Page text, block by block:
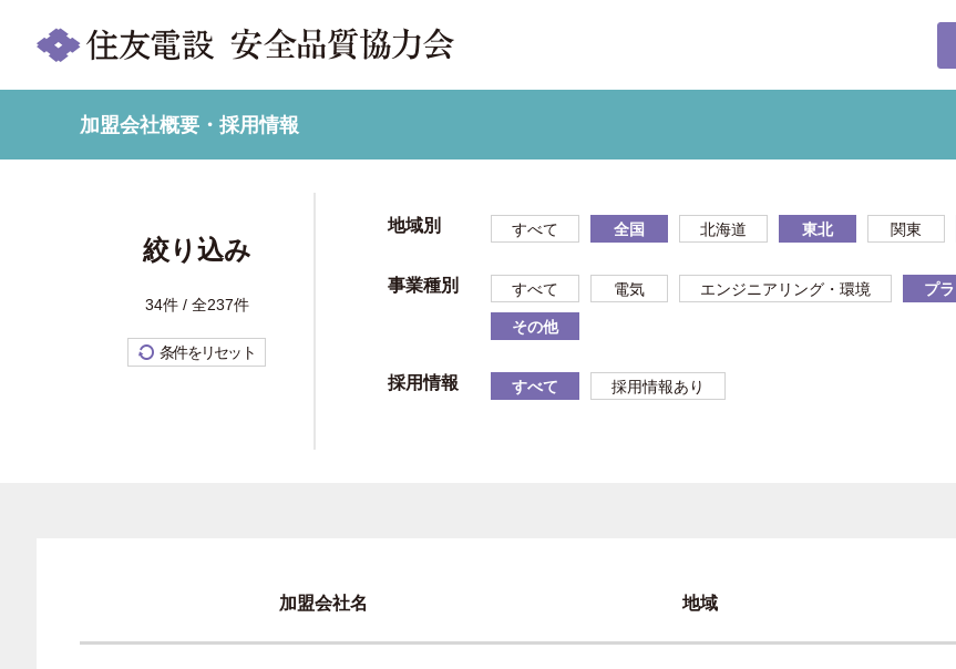
加盟会社概要・採用情報
絞り込み
34件 / 全237件
条件をリセット
地域別 すべて 全国 北海道 東北 関東
事業種別 すべて 電気 エンジニアリング・環境 プ
その他
採用情報 すべて 採用情報あり
加盟会社名 地域